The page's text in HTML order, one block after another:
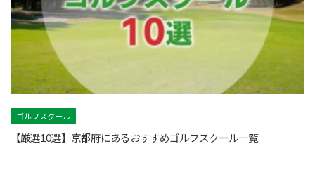
ゴルフスクール
【厳選10選】京都府にあるおすすめゴルフスクール一覧